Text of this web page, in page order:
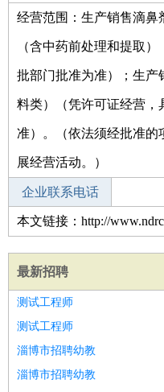
经营范围：生产销售滴鼻
（含中药前处理和提取
批部门批准为准）；生产
料类）（凭许可证经营，
准）。（依法须经批准的
展经营活动。）
企业联系电话
本文链接：http://
最新招聘
测试工程师
测试工程师
淄博市招聘幼教
淄博市招聘幼教